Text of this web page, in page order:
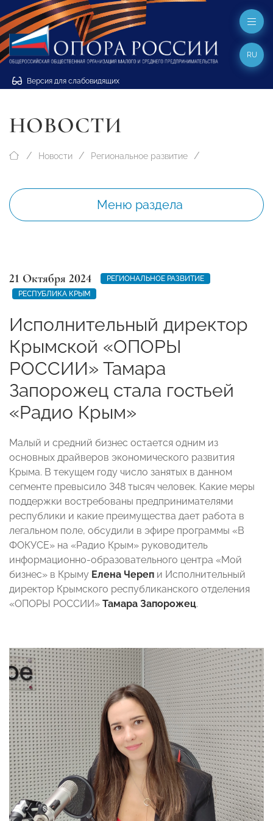
Версия для слабовидящих
RU
НОВОСТИ
Новости Региональное развитие
Меню раздела
21 Октября 2024
РЕГИОНАЛЬНОЕ РАЗВИТИЕ
РЕСПУБЛИКА КРЫМ
Исполнительный директор
Крымской «ОПОРЫ
РОССИИ» Тамара
Запорожец стала гостьей
«Радио Крым»
Малый и средний бизнес остается одним из
основных драйверов экономического развития
Крыма. В текущем году число занятых в данном
сегменте превысило 348 тысяч человек. Какие меры
поддержки востребованы предпринимателями
республики и какие преимущества дает работа в
легальном поле, обсудили в эфире программы «В
ФОКУСЕ» на «Радио Крым» руководитель
информационно-образовательного центра «Мой
бизнес» в Крыму Елена Череп и Исполнительный
директор Крымского республиканского отделения
«ОПОРЫ РОССИИ» Тамара Запорожец.